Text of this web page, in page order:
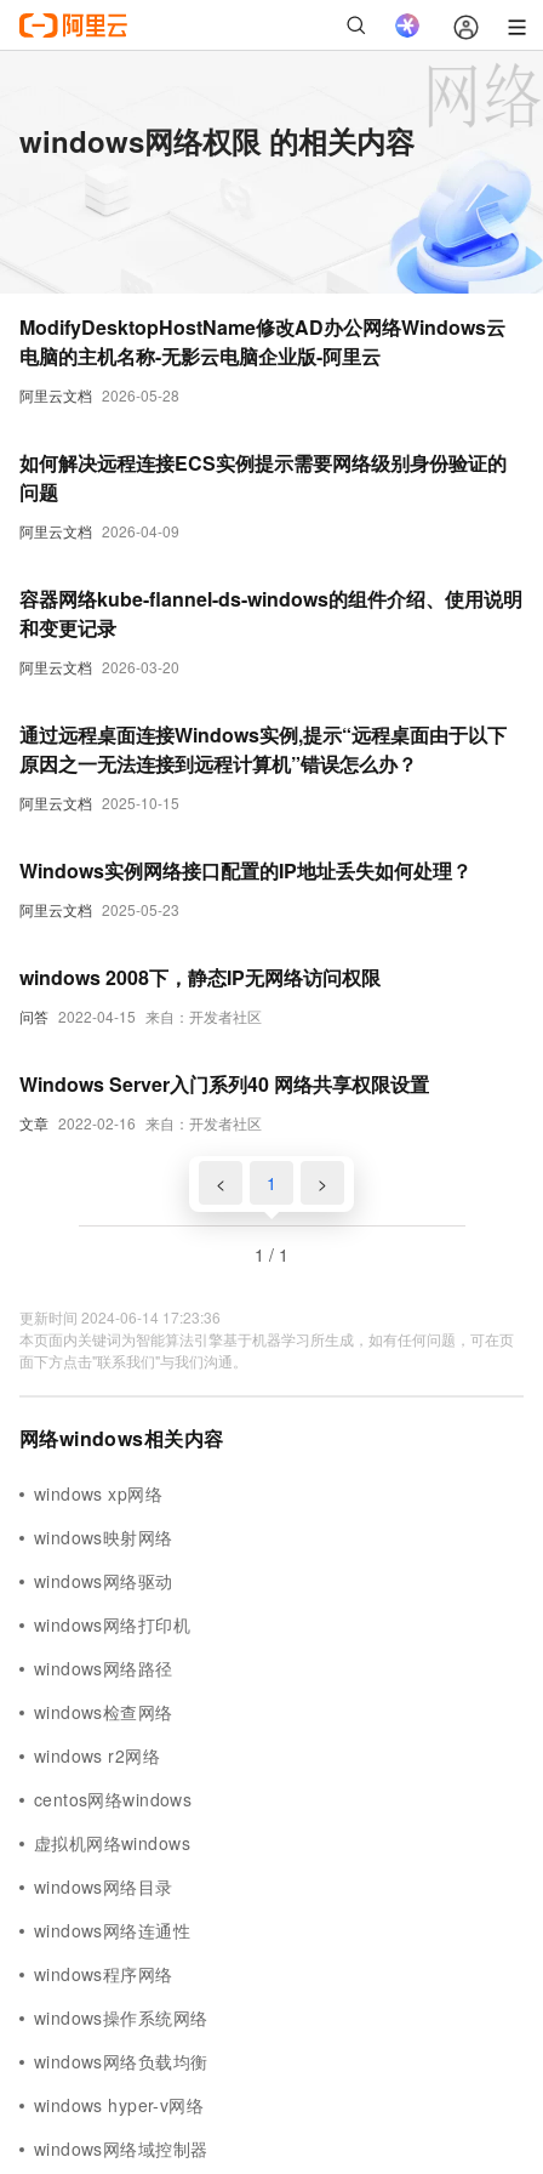
windows网络权限 的相关内容
阿里云文档 2026-05-28
ModifyDesktopHostName修改AD办公网络Windows云
电脑的主机名称-无影云电脑企业版-阿里云
阿里云文档 2026-04-09
如何解决远程连接ECS实例提示需要网络级别身份验证的
问题
阿里云文档 2026-03-20
容器网络kube-flannel-ds-windows的组件介绍、使用说明
和变更记录
阿里云文档 2025-10-15
通过远程桌面连接Windows实例,提示“远程桌面由于以下
原因之一无法连接到远程计算机”错误怎么办？
阿里云文档 2025-05-23
Windows实例网络接口配置的IP地址丢失如何处理？
问答 2022-04-15 来自：开发者社区
windows 2008下，静态IP无网络访问权限
文章 2022-02-16 来自：开发者社区
Windows Server入门系列40 网络共享权限设置
< 1 >
1 / 1
更新时间 2024-06-14 17:23:36
本页面内关键词为智能算法引擎基于机器学习所生成，如有任何问题，可在页
面下方点击"联系我们"与我们沟通。
网络windows相关内容
windows xp网络
windows映射网络
windows网络驱动
windows网络打印机
windows网络路径
windows检查网络
windows r2网络
centos网络windows
虚拟机网络windows
windows网络目录
windows网络连通性
windows程序网络
windows操作系统网络
windows网络负载均衡
windows hyper-v网络
windows网络域控制器